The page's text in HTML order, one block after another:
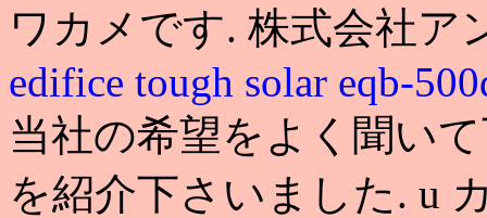
ワカメです. 株式会社
edifice tough solar eqb-
当社の希望をよく聞い
を紹介下さいました. u